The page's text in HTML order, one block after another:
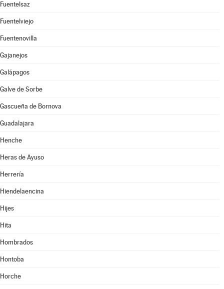
Fuentelsaz
Fuentelviejo
Fuentenovilla
Gajanejos
Galápagos
Galve de Sorbe
Gascueña de Bornova
Guadalajara
Henche
Heras de Ayuso
Herrería
Hiendelaencina
Hijes
Hita
Hombrados
Hontoba
Horche